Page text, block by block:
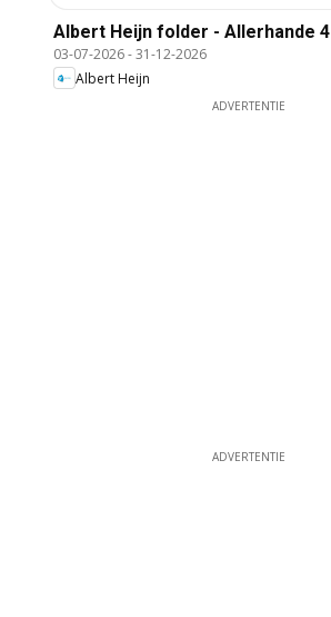
Albert Heijn folder - Allerhande 4
03-07-2026-31-12-2026
Albert Heijn
ADVERTENTIE
ADVERTENTIE